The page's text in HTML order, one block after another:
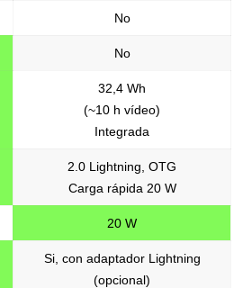
No
No
32,4 Wh
(~10 h vídeo)
Integrada
2.0 Lightning, OTG
Carga rápida 20 W
20 W
Si, con adaptador Lightning
(opcional)